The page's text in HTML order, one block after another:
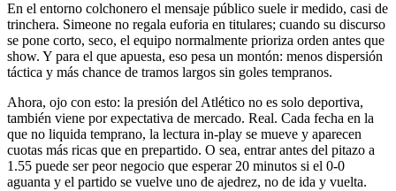
En el entorno colchonero el mensaje público suele ir medido, casi de
trinchera. Simeone no regala euforia en titulares; cuando su discurso
se pone corto, seco, el equipo normalmente prioriza orden antes que
show. Y para el que apuesta, eso pesa un montón: menos dispersión
táctica y más chance de tramos largos sin goles tempranos.
Ahora, ojo con esto: la presión del Atlético no es solo deportiva,
también viene por expectativa de mercado. Real. Cada fecha en la
que no liquida temprano, la lectura in-play se mueve y aparecen
cuotas más ricas que en prepartido. O sea, entrar antes del pitazo a
1.55 puede ser peor negocio que esperar 20 minutos si el 0-0
aguanta y el partido se vuelve uno de ajedrez, no de ida y vuelta.